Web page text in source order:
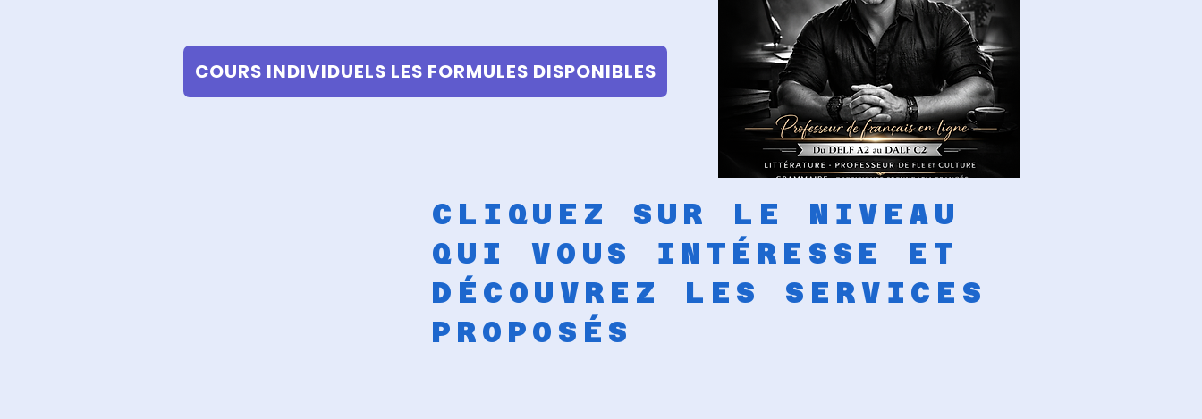
COURS INDIVIDUELS LES FORMULES DISPONIBLES
CLIQUEZ SUR LE NIVEAU
QUI VOUS INTÉRESSE ET
DÉCOUVREZ LES SERVICES
PROPOSÉS